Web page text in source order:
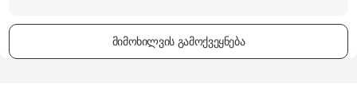
მიმოხილვის გამოქვეყნება